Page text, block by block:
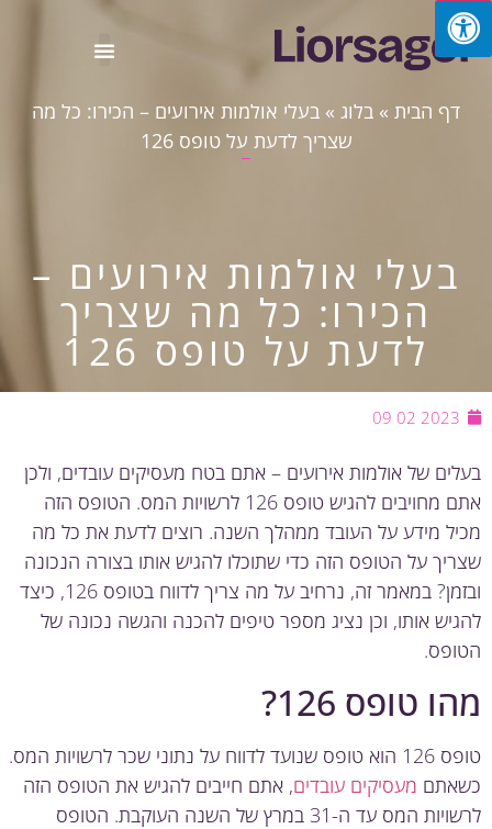
דף הבית»בלוג»בעלי אולמות אירועים – הכירו: כל מה
שצריך לדעת על טופס 126
בעלי אולמות אירועים –
הכירו: כל מה שצריך
לדעת על טופס 126
2023 02 09
של אולמות אירועים – אתם בטח מעסיקים עובדים, ולכן
אתם מחויבים להגיש טופס 126 לרשויות המס. הטופס הזה
מידע על העובד ממהלך השנה. רוצים לדעת את כל מה
על הטופס הזה כדי שתוכלו להגיש אותו בצורה הנכונה
ובזמן? במאמר זה, נרחיב על מה צריך לדווח בטופס 126, כיצד
אותו, וכן נציג מספר טיפים להכנה והגשה נכונה של
טופס 126?
טופס 126 הוא טופס שנועד לדווח על נתוני שכר לרשויות המס.
מעסיקים עובדים, אתם חייבים להגיש את הטופס הזה
לרשויות המס עד ה-31 במרץ של השנה העוקבת. הטופס